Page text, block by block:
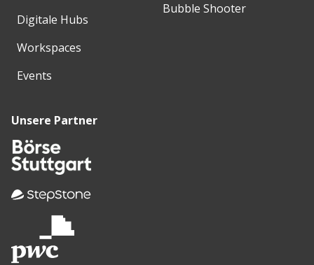
Digitale Hubs
Workspaces
Events
Bubble Shooter
Unsere Partner